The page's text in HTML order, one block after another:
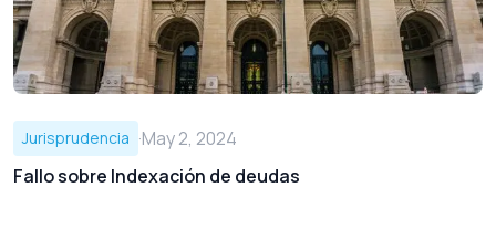
Jurisprudencia ·May 2, 2024
Fallo sobre Indexación de deudas